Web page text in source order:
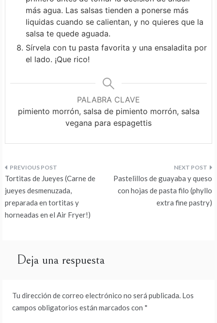
más agua. Las salsas tienden a ponerse más
liquidas cuando se calientan, y no quieres que la
salsa te quede aguada.
Sírvela con tu pasta favorita y una ensaladita por
el lado. ¡Que rico!
PALABRA CLAVE
pimiento morrón, salsa de pimiento morrón, salsa
vegana para espagettis
Navegación
de
entradas
Tortitas de Jueyes (Carne de
jueyes desmenuzada,
preparada en tortitas y
horneadas en el Air Fryer!)
Pastelillos de guayaba y queso
con hojas de pasta filo (phyllo
extra fine pastry)
Deja una respuesta
Tu dirección de correo electrónico no será publicada. Los
campos obligatorios están marcados con *